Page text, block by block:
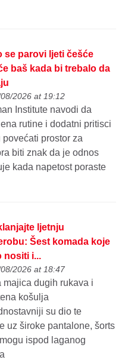
se parovi ljeti češće
baš kada bi trebalo da
2026 at 19:12
Institute navodi da
rutine i dodatni pritisci
povećati prostor za
biti znak da je odnos
kada napetost poraste
ljetnju
Šest komada koje
nositi i...
2026 at 18:47
majica dugih rukava i
košulja
su dio te
uz široke pantalone, šorts
ispod laganog